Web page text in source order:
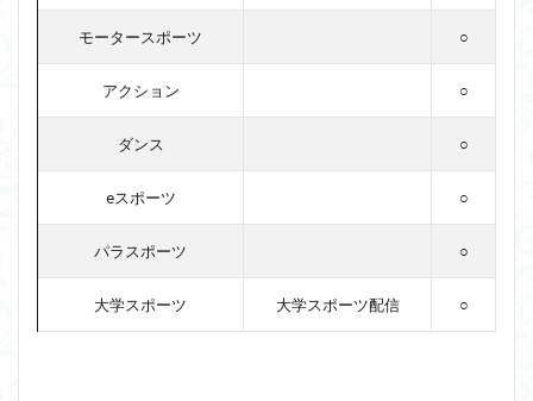
モータースポーツ ○
アクション ○
ダンス ○
eスポーツ ○
パラスポーツ ○
大学スポーツ 大学スポーツ配信 ○